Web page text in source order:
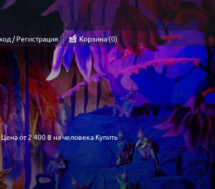
/ Регистрация Корзина 0
Цена от 2 400 ฿ на человека Купить